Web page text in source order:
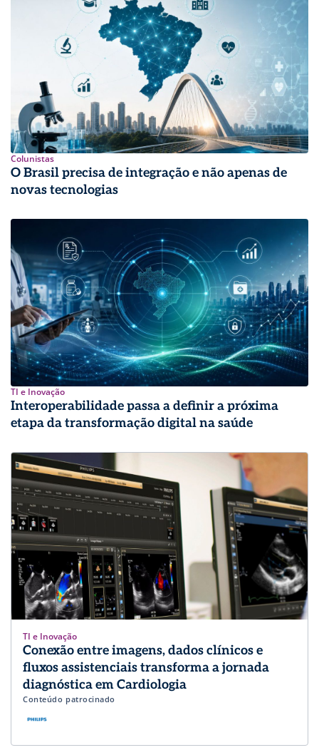
Colunistas
O Brasil precisa de integração e não apenas de
novas tecnologias
TI e Inovação
Interoperabilidade passa a definir a próxima
etapa da transformação digital na saúde
TI e Inovação
Conexão entre imagens, dados clínicos e
fluxos assistenciais transforma a jornada
diagnóstica em Cardiologia
Conteúdo patrocinado